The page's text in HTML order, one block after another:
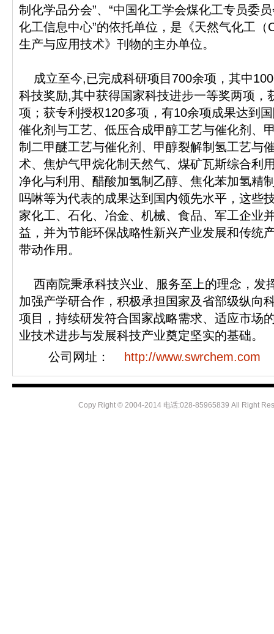
制化学品分会”、“中国化工学会煤化工专员委
化工信息中心”的依托单位，是《天然气化工
生产与应用技术》刊物的主办单位。
成立至今,已完成科研项目700余项，其中
科技奖励,其中获得国家科技进步一等奖两项，
项；获专利授权120多项，有10余项成果达到
催化剂与工艺、低压合成甲醇工艺与催化剂、
制二甲醚工艺与催化剂、甲醇裂解制氢工艺与
术、焦炉气甲烷化制天然气、煤矿瓦斯综合利
净化与利用、醋酸加氢制乙醇、焦化苯加氢精
吗啉等为代表的成果达到国内领先水平，这些
家化工、石化、冶金、机械、食品、军工企业
益，并为节能环保战略性新兴产业发展和传统
带动作用。
西南院秉承科技兴业、服务至上的理念，发
加强产学研合作，积极承担国家及省部级纵向
项目，持续研发符合国家战略需求、适应市场
业技术进步与发展科技产业奠定坚实的基础。
公司网址：
http://www.swrchem.com
Copy Right ©2004-2014 电话:028-85965839 All Right